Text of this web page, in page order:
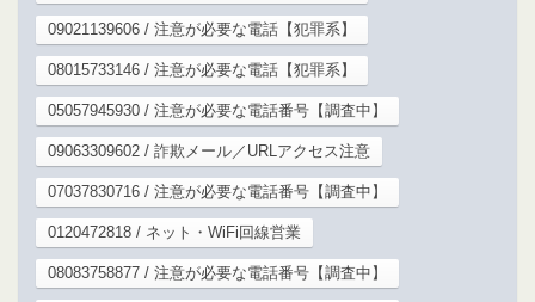
09021139606 / 注意が必要な電話【犯罪系】
08015733146 / 注意が必要な電話【犯罪系】
05057945930 / 注意が必要な電話番号【調査中】
09063309602 / 詐欺メール／URLアクセス注意
07037830716 / 注意が必要な電話番号【調査中】
0120472818 / ネット・WiFi回線営業
08083758877 / 注意が必要な電話番号【調査中】